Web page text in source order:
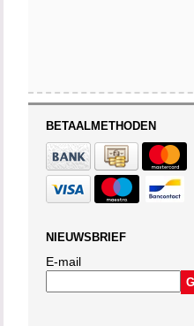
BETAALMETHODEN
NIEUWSBRIEF
E-mail